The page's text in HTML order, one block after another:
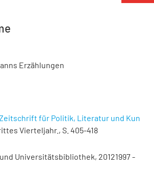
Erzählungen
für Politik, Literatur und Kun
Vierteljahr., S. 405-418
Universitätsbibliothek, 20121997 -